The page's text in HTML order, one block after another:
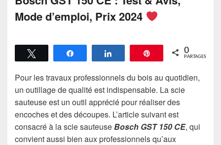
Mode d’emploi, Prix 2024
Partagez Partagez Épingle 0
PARTAGES
Pour les travaux professionnels du bois au quotidien,
un outillage de qualité est indispensable. La scie
sauteuse est un outil apprécié pour réaliser des
encoches et des découpes. L’article suivant est
consacré à la scie sauteuseBosch GST 150 CE, qui
convient aussi bien aux professionnels qu’aux